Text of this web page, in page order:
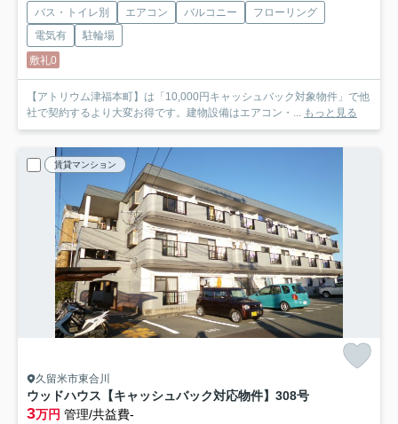
バス・トイレ別 エアコン バルコニー
フローリング
電気有
駐輪場
敷礼0
【アトリウム津福本町】は「10,000円キャッシュバック対象物件」で他
社で契約するより大変お得です。建物設備はエアコン・... もっと見る
賃貸マンション
久留米市東合川
ウッドハウス【キャッシュバック対応物件】 308号
3万円 管理/共益費-